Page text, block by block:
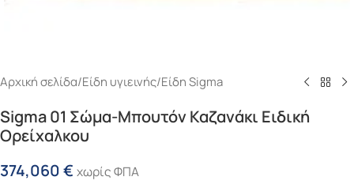
Αρχική σελίδα/Είδη υγιεινής/Είδη Sigma
Sigma 01 Σώμα-Μπουτόν Καζανάκι Ειδική
Ορείχαλκου
374,060€ χωρίς ΦΠΑ